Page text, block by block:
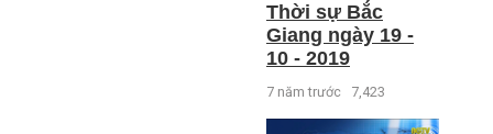
Thời sự Bắc
Giang ngày 19 -
10 - 2019
7 năm trước 7,423